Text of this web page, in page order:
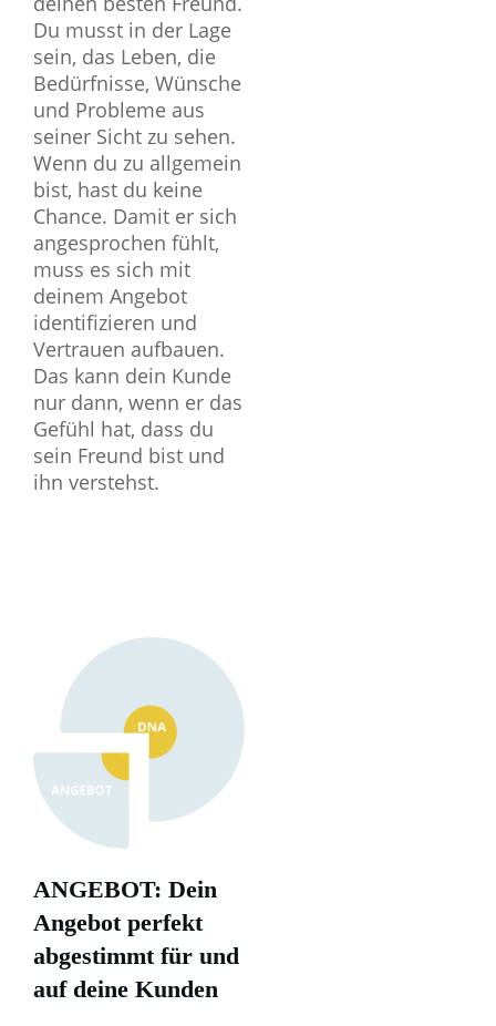
Du musst in der Lage
sein, das Leben, die
Bedürfnisse, Wünsche
und Probleme aus
seiner Sicht zu sehen.
Wenn du zu allgemein
bist, hast du keine
Chance. Damit er sich
angesprochen fühlt,
muss es sich mit
deinem Angebot
identifizieren und
Vertrauen aufbauen.
Das kann dein Kunde
nur dann, wenn er das
Gefühl hat, dass du
sein Freund bist und
ihn verstehst.
ANGEBOT: Dein
Angebot perfekt
abgestimmt für und
auf deine Kunden